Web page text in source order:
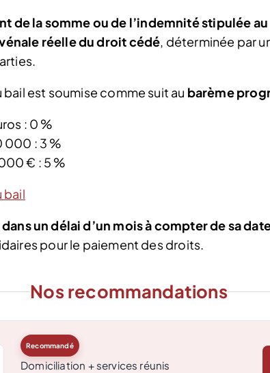
de la somme ou de l’indemnité stipulée
réelle du droit cédé, déterminée par
est soumise comme suit au barème
: 0 %
000 : 3 %
€ : 5 %
bail
un délai d’un mois à compter de sa
pour le paiement des droits.
Nos recommandations
Recommandé
Domiciliation + services réunis